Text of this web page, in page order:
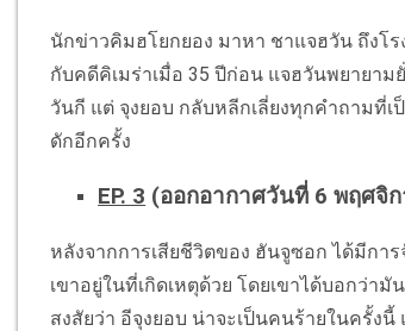
นักข่าวคิมฮโยกยอง มาหา ชาแจฮวัน ถึงโ
กับคดีคิเมร่าเมื่อ 35 ปีก่อน แจฮวันพยายา
วันกี แต่ จุงยอบ กลับหลีกเลี่ยงทุกคำถามที่เ
ดักอีกครั้ง
EP. 3 (ออกอากาศวันที่ 6 พฤศจิ
หลังจากการเสียชีวิตของ ฮันจูซอก ได้มีก
เขาอยู่ในที่เกิดเหตุด้วย โดยเขาได้บอกว่า
สงสัยว่า อีจุงยอบ น่าจะเป็นคนร้ายในครั้ง